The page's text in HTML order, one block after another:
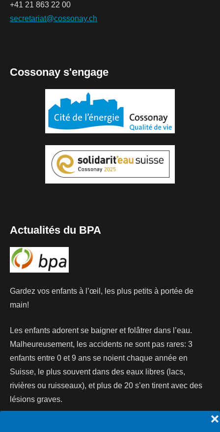
❌
+41 21 863 22 00
secretariat@cossonay.ch
Cossonay s'engage
Actualités du BPA
Gardez vos enfants à l’œil, les plus petits à portée de
main!
Les enfants adorent se baigner et folâtrer dans l’eau.
Malheureusement, les accidents ne sont pas rares: 3
enfants entre 0 et 9 ans se noient chaque année en
Suisse, le plus souvent dans des eaux libres (lacs,
rivières ou ruisseaux), et plus de 20 s’en tirent avec des
lésions graves.